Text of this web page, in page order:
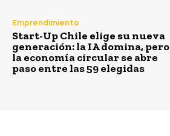
Emprendimiento
Start-Up Chile elige su nueva
generación: la IA domina, pero
la economía circular se abre
paso entre las 59 elegidas